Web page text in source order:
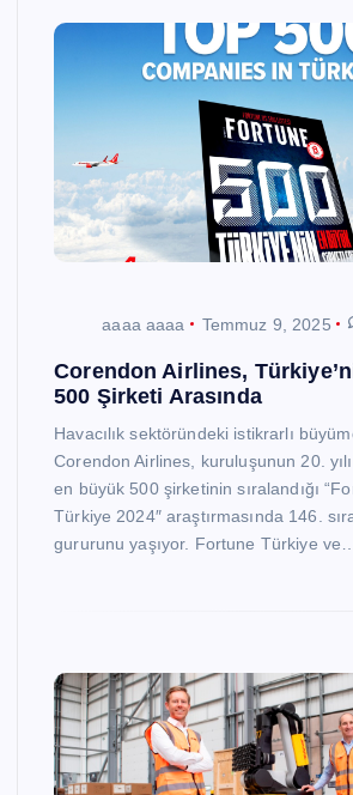
aaaa aaaa Temmuz 9, 2025
Corendon Airlines,
500 Şirketi Arasında
Havacılık sektöründeki istikrarlı
Corendon Airlines, kuruluşunun 20.
en büyük 500 şirketinin sıralandığı
Türkiye 2024″ araştırmasında 146.
gururunu yaşıyor. Fortune Türkiye ve…